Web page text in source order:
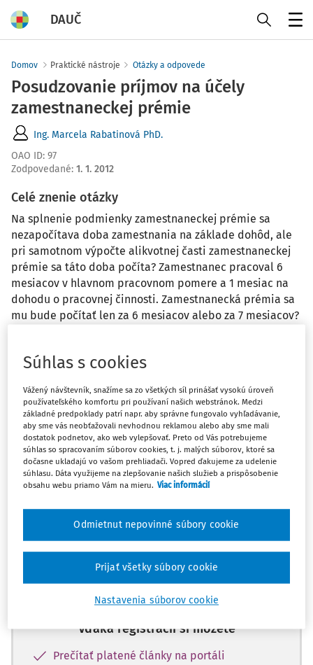
DAUČ
Domov Praktické nástroje Otázky a odpovede
Posudzovanie príjmov na účely
zamestnaneckej prémie
Ing. Marcela Rabatinová PhD.
OAO ID: 97
Zodpovedané: 1. 1. 2012
Celé znenie otázky
Na splnenie podmienky zamestnaneckej prémie sa
nezapočítava doba zamestnania na základe dohôd, ale
pri samotnom výpočte alikvotnej časti zamestnaneckej
prémie sa táto doba počíta? Zamestnanec pracoval 6
mesiacov v hlavnom pracovnom pomere a 1 mesiac na
dohodu o pracovnej činnosti. Zamestnanecká prémia sa
mu bude počítať len za 6 mesiacov alebo za 7 mesiacov?
Odpoveď
Máte predplatné? Prihláste sa
Zatiaľ ste si prečítali len začiatok...
Zaregistrujte sa a získajte
zadarmo prístup k vybranému obsahu na
10 dní.
Vďaka registrácii si môžete
Prečítať platené články na portáli
Súhlas s cookies
Vážený návštevník, snažíme sa zo všetkých síl prinášať vysokú úroveň
používateľského komfortu pri používaní našich webstránok. Medzi
základné predpoklady patrí napr. aby správne fungovalo vyhľadávanie,
aby sme vás neobťažovali nevhodnou reklamou alebo aby sme mali
dostatok podnetov, ako web vylepšovať. Preto od Vás potrebujeme
súhlas so spracovaním súborov cookies, t. j. malých súborov, ktoré sa
dočasne ukladajú vo vašom prehliadači. Vopred ďakujeme za udelenie
súhlasu. Dáta využijeme na zlepšovanie našich služieb a prispôsobenie
obsahu webu priamo Vám na mieru. Viac informácií
Nastavenia súborov cookie
Odmietnut nepovinné súbory cookie
Prijať všetky súbory cookie